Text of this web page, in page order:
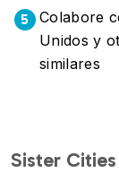
5
Colabore
Unidos y
similares
Sister